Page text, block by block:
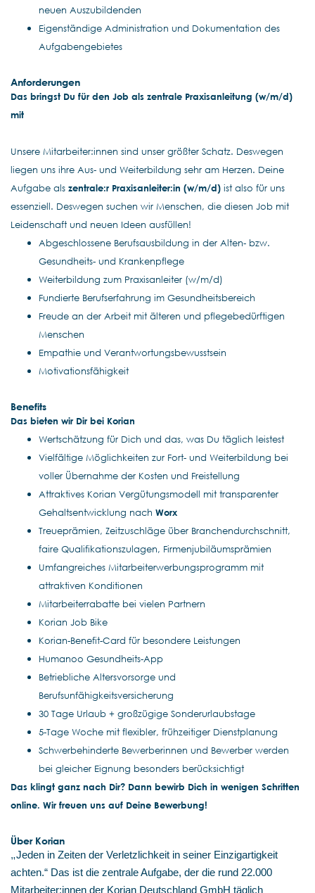
neuen Auszubildenden
Eigenständige Administration und Dokumentation des
Aufgabengebietes
Anforderungen
Das bringst Du für den Job als zentrale Praxisanleitung (w/m/d)
mit
Unsere Mitarbeiter:innen sind unser größter Schatz. Deswegen
liegen uns ihre Aus- und Weiterbildung sehr am Herzen. Deine
Aufgabe als zentrale:r Praxisanleiter:in (w/m/d) ist also für uns
essenziell. Deswegen suchen wir Menschen, die diesen Job mit
Leidenschaft und neuen Ideen ausfüllen!
Abgeschlossene Berufsausbildung in der Alten- bzw.
Gesundheits- und Krankenpflege
Weiterbildung zum Praxisanleiter (w/m/d)
Fundierte Berufserfahrung im Gesundheitsbereich
Freude an der Arbeit mit älteren und pflegebedürftigen
Menschen
Empathie und Verantwortungsbewusstsein
Motivationsfähigkeit
Benefits
Das bieten wir Dir bei Korian
Wertschätzung für Dich und das, was Du täglich leistest
Vielfältige Möglichkeiten zur Fort- und Weiterbildung bei
voller Übernahme der Kosten und Freistellung
Attraktives Korian Vergütungsmodell mit transparenter
Gehaltsentwicklung nach Worx
Treueprämien, Zeitzuschläge über Branchendurchschnitt,
faire Qualifikationszulagen, Firmenjubiläumsprämien
Umfangreiches Mitarbeiterwerbungsprogramm mit
attraktiven Konditionen
Mitarbeiterrabatte bei vielen Partnern
Korian Job Bike
Korian-Benefit-Card für besondere Leistungen
Humanoo Gesundheits-App
Betriebliche Altersvorsorge und
Berufsunfähigkeitsversicherung
30 Tage Urlaub + großzügige Sonderurlaubstage
5-Tage Woche mit flexibler, frühzeitiger Dienstplanung
Schwerbehinderte Bewerberinnen und Bewerber werden
bei gleicher Eignung besonders berücksichtigt
Das klingt ganz nach Dir? Dann bewirb Dich in wenigen Schritten
online. Wir freuen uns auf Deine Bewerbung!
Über Korian
„Jeden in Zeiten der Verletzlichkeit in seiner Einzigartigkeit
achten.“ Das ist die zentrale Aufgabe, der die rund 22.000
Mitarbeiter:innen der Korian Deutschland GmbH täglich